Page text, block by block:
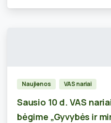
Naujienos VAS nariai
Sausio 10 d. VAS
bėgime „Gyvybės ir